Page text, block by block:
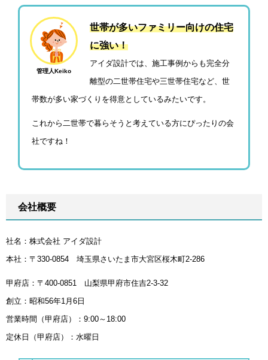
管理人Keiko
世帯が多いファミリー向けの住宅
に強い！
アイダ設計では、施工事例からも完全分
離型の二世帯住宅や三世帯住宅など、世
帯数が多い家づくりを得意としているみたいです。
これから二世帯で暮らそうと考えている方にぴったりの会
社ですね！
会社概要
社名：株式会社 アイダ設計
本社：〒330-0854 埼玉県さいたま市大宮区桜木町2-286
甲府店：〒400-0851 山梨県甲府市住吉2-3-32
創立：昭和56年1月6日
営業時間（甲府店）：9:00～18:00
定休日（甲府店）：水曜日